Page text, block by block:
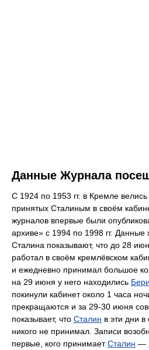
Данные Журнала
С 1924 по 1953 гг. в Кремле
принятых Сталиным в своём
журналов впервые были
архиве» с 1994 по 1998 гг.
Сталина показывают, что до 28
работал в своём кремлёвском
и ежедневно принимал большое
на 29 июня у него находились
покинули кабинет около 1 часа
прекращаются и за 29-30 июня
показывает, что Сталин в эти дни
никого не принимал. Записи
первые, кого принимаетСталин —